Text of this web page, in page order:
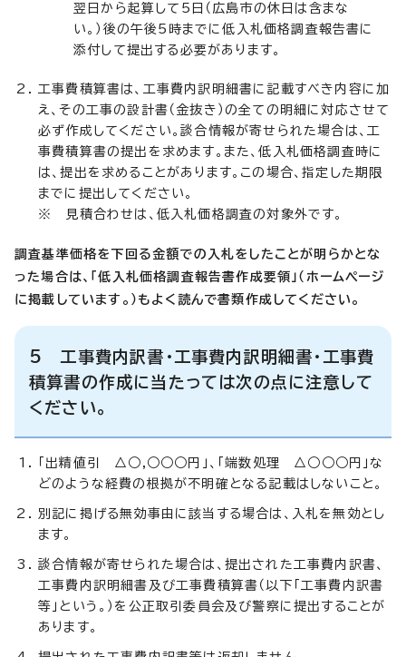
翌日から起算して5日（広島市の休日は含まな
い。）後の午後5時までに低入札価格調査報告書に
添付して提出する必要があります。
工事費積算書は、工事費内訳明細書に記載すべき内容に加
え、その工事の設計書（金抜き）の全ての明細に対応させて
必ず作成してください。談合情報が寄せられた場合は、工
事費積算書の提出を求めます。また、低入札価格調査時に
は、提出を求めることがあります。この場合、指定した期限
までに提出してください。
※ 見積合わせは、低入札価格調査の対象外です。
調査基準価格を下回る金額での入札をしたことが明らかとな
った場合は、「低入札価格調査報告書作成要領」（ホームページ
に掲載しています。）もよく読んで書類作成してください。
5 工事費内訳書・工事費内訳明細書・工事費
積算書の作成に当たっては次の点に注意して
ください。
「出精値引 △○,○○○円」、「端数処理 △○○○円」な
どのような経費の根拠が不明確となる記載はしないこと。
別記に掲げる無効事由に該当する場合は、入札を無効とし
ます。
談合情報が寄せられた場合は、提出された工事費内訳書、
工事費内訳明細書及び工事費積算書（以下「工事費内訳書
等」という。）を公正取引委員会及び警察に提出することが
あります。